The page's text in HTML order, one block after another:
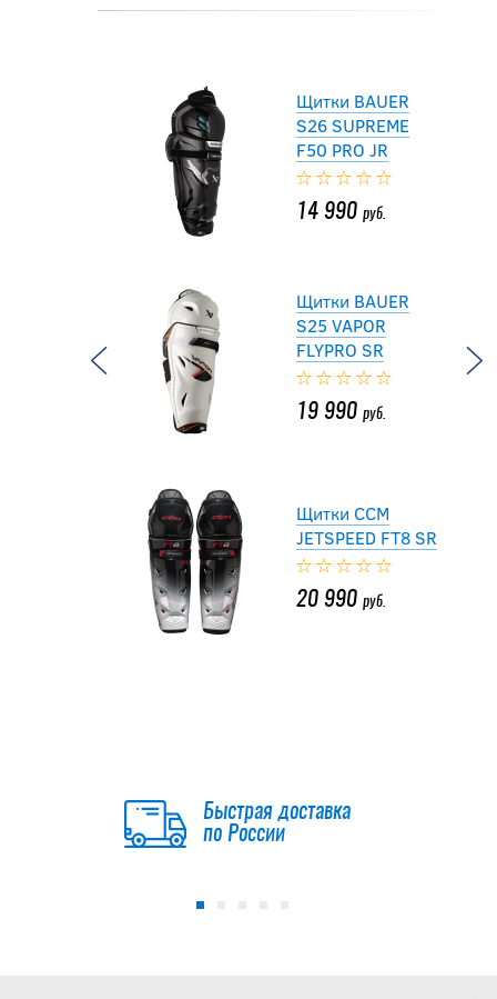
17 990
Щитки BAUER
S26 SUPREME
F50 PRO JR
14 990 руб.
Щитки BAUER
S25 VAPOR
FLYPRO SR
19 990 руб.
Щитки CCM
JETSPEED FT8 SR
20 990 руб.
13 990
Быстрая доставка
по России